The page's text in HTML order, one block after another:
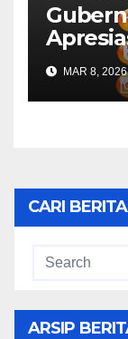
Masjid
MAR 8, 2026
CARI BERITA
ARSIP